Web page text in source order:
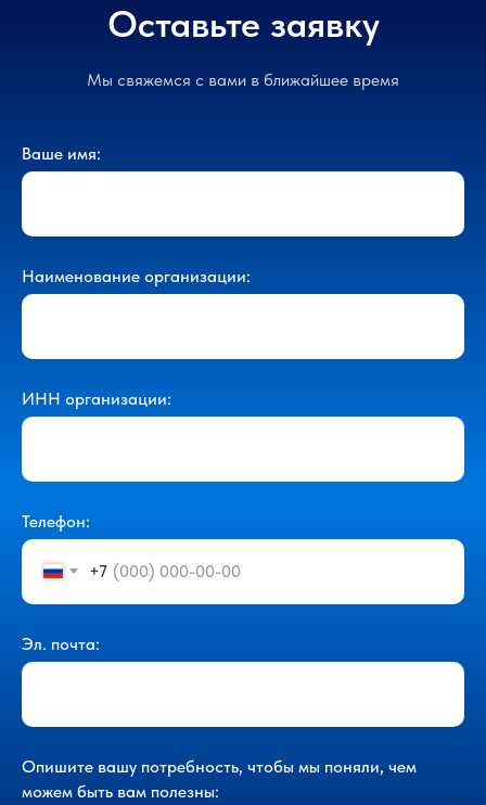
Оставьте заявку
Мы свяжемся с вами в ближайшее время
Ваше имя:
Наименование организации:
ИНН организации:
Телефон:
+7
Эл. почта:
Опишите вашу потребность, чтобы мы поняли, чем
можем быть вам полезны: